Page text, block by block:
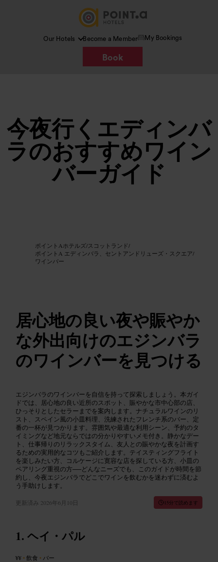
Our Hotels Become a Member My Bookings
Book
今夜行くエディンバ
ラのおすすめワイン
バーガイド
ポイントAホテルズ/スコットランド/
ポイントA エディンバラ、セントアンドリューズ・スクエア/
ワインバー
居心地の良い夜や賑やか
な外出向けのエジンバラ
のワインバーを見つける
エジンバラのワインバーを自信を持って探索しましょう。本ガイ
ドでは、居心地の良い近所のスポット、賑やかな市中心部の店、
ひっそりとしたセラーまでを案内します。ナチュラルワインのリ
スト、スペイン風の小皿料理、洗練されたフレンチ系のバー、定
番の一杯が見つかります。雰囲気や最適な利用シーン、予約のタ
イミングなど地元ならではの分かりやすいメモ付き。静かなデー
ト、仕事帰りのリラックスタイム、友人との賑やかな夜を計画す
るための実用的なコツもご紹介します。テイスティングフライト
を楽しみたい方、コルケージに寛容な店を探している方、小皿の
ペアリング重視の方──どんなニーズでも、このガイドが時間を節
約し、今夜エジンバラでどこでワインを飲むかを迷わずに済むよ
う手助けします。
更新済み 2026年6月10日 15分で読めます
ヘイ・パル
¥¥ • 飲食 • バー